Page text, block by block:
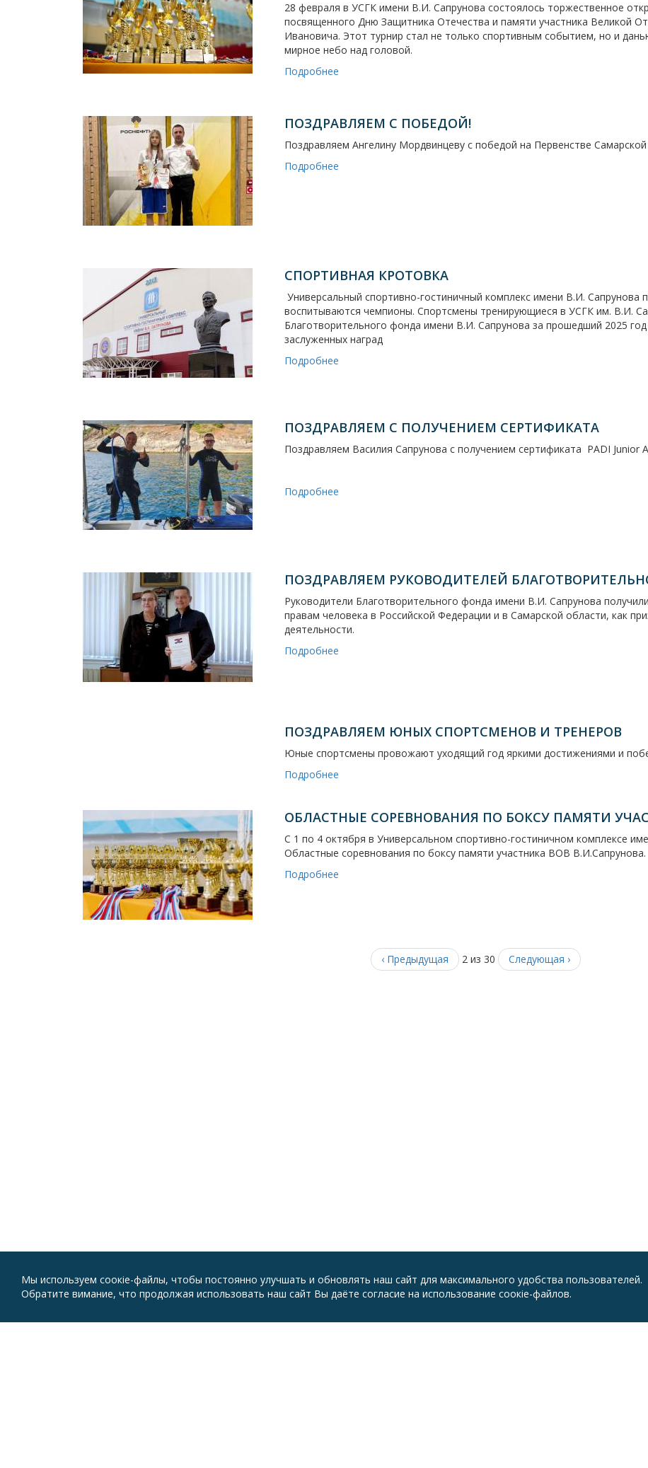
28 февраля в УСГК имени В.И. Сапрунова состоялось торжественное
посвященного Дню Защитника Отечества и памяти участника Великой
Ивановича. Этот турнир стал не только спортивным событием, но и
мирное небо над головой.
Подробнее
ПОЗДРАВЛЯЕМ С ПОБЕДОЙ!
Поздравляем Ангелину Мордвинцеву с победой на Первенстве
Подробнее
СПОРТИВНАЯ КРОТОВКА
Универсальный спортивно-гостиничный комплекс имени В.И. Сапрунова
воспитываются чемпионы. Спортсмены тренирующиеся в УСГК им. В.И.
Благотворительного фонда имени В.И. Сапрунова за прошедший 2025
заслуженных наград
Подробнее
ПОЗДРАВЛЯЕМ С ПОЛУЧЕНИЕМ СЕРТИФИКАТА
Поздравляем Василия Сапрунова с получением сертификата PADI Junior
Подробнее
ПОЗДРАВЛЯЕМ РУКОВОДИТЕЛЕЙ
Руководители Благотворительного фонда имени В.И. Сапрунова
правам человека в Российской Федерации и в Самарской области, как
деятельности.
Подробнее
ПОЗДРАВЛЯЕМ ЮНЫХ СПОРТСМЕНОВ И ТРЕНЕРОВ
Юные спортсмены провожают уходящий год яркими достижениями и
Подробнее
ОБЛАСТНЫЕ СОРЕВНОВАНИЯ ПО БОКСУ ПАМЯТИ
С 1 по 4 октября в Универсальном спортивно-гостиничном комплексе
Областные соревнования по боксу памяти участника ВОВ В.И.Сапрунова.
Подробнее
‹ Предыдущая 2 из 30 Следующая ›
Мы используем соокіе-файлы, чтобы постоянно улучшать и обновлять наш сайт для максимального удобства пользователей.
Обратите вимание, что продолжая использовать наш сайт Вы даёте согласие на использование соокіе-файлов.